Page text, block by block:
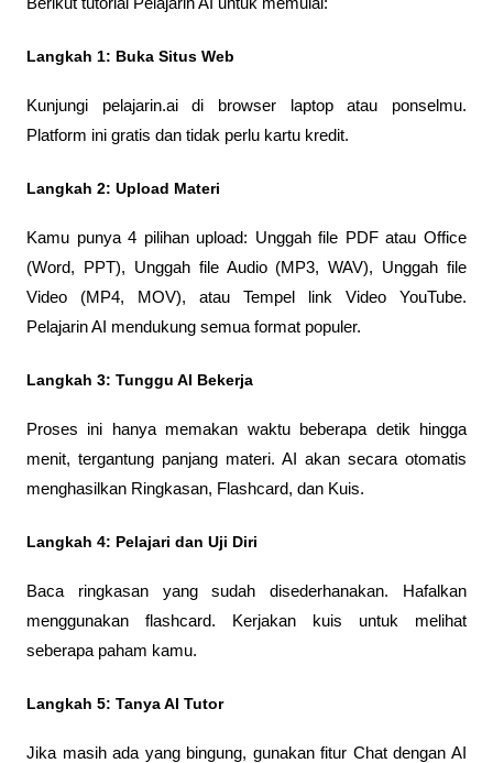
Langkah 1: Buka Situs Web
Kunjungi pelajarin.ai di browser laptop atau ponselmu.
Platform ini gratis dan tidak perlu kartu kredit.
Langkah 2: Upload Materi
Kamu punya 4 pilihan upload: Unggah file PDF atau Office
(Word, PPT), Unggah file Audio (MP3, WAV), Unggah file
Video (MP4, MOV), atau Tempel link Video YouTube.
Pelajarin AI mendukung semua format populer.
Langkah 3: Tunggu AI Bekerja
Proses ini hanya memakan waktu beberapa detik hingga
menit, tergantung panjang materi. AI akan secara otomatis
menghasilkan Ringkasan, Flashcard, dan Kuis.
Langkah 4: Pelajari dan Uji Diri
Baca ringkasan yang sudah disederhanakan. Hafalkan
menggunakan flashcard. Kerjakan kuis untuk melihat
seberapa paham kamu.
Langkah 5: Tanya AI Tutor
Jika masih ada yang bingung, gunakan fitur Chat dengan AI